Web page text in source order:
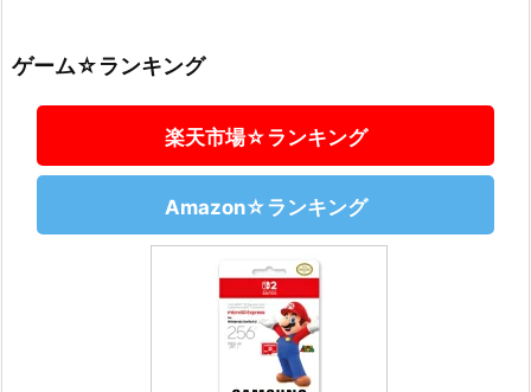
ゲーム☆ランキング
楽天市場☆ランキング
Amazon☆ランキング